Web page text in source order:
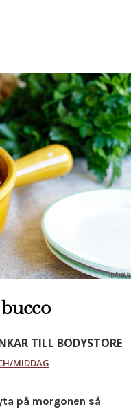
TILL BODYSTORE
MIDDAG
på morgonen så